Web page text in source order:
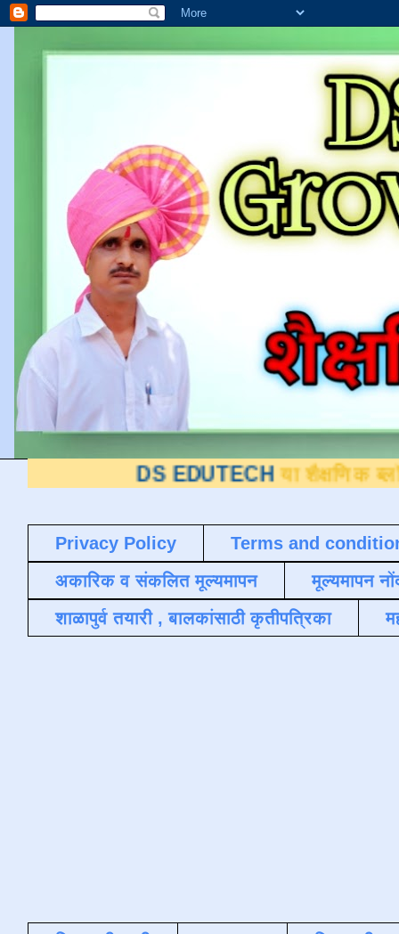
DS EDUTECH या शैक्षणिक ब्लॉगवर आपले
Privacy Policy
Terms and
अकारिक व संकलित मूल्यमापन
मूल्यमापन
शाळापुर्व तयारी , बालकांसाठी कृतीपत्रिका